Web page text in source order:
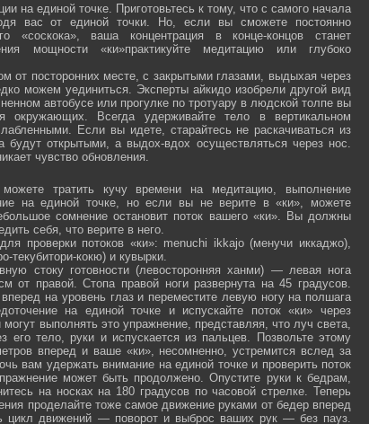
на единой точке. Приготовьтесь к тому, что с самого начала
вас от единой точки. Но, если вы сможете постоянно
«соскока», ваша концентрация в конце-концов станет
мощности «ки»практикуйте медитацию или глубоко
от посторонних месте, с закрытыми глазами, выдыхая через
можем уединиться. Эксперты айкидо изобрели другой вид
автобусе или прогулке по тротуару в людской толпе вы
окружающих. Всегда удерживайте тело в вертикальном
Если вы идете, старайтесь не раскачиваться из
открытыми, а выдох-вдох осуществляться через нос.
чувство обновления.
тратить кучу времени на медитацию, выполнение
на единой точке, но если вы не верите в «ки», можете
сомнение остановит поток вашего «ки». Вы должны
себя, что верите в него.
проверки потоков «ки»: menuchi ikkajo (менучи иккаджо),
текубитори-кокю) и кувырки.
стоку готовности (левосторонняя ханми) — левая нога
от правой. Стопа правой ноги развернута на 45 градусов.
на уровень глаз и переместите левую ногу на полшага
на единой точке и испускайте поток «ки» через
выполнять это упражнение, представляя, что луч света,
его тело, руки и испускается из пальцев. Позвольте этому
вперед и ваше «ки», несомненно, устремится вслед за
вам удержать внимание на единой точке и проверить поток
может быть продолжено. Опустите руки к бедрам,
на носках на 180 градусов по часовой стрелке. Теперь
проделайте тоже самое движение руками от бедер вперед
цикл движений — поворот и выброс ваших рук — без пауз.